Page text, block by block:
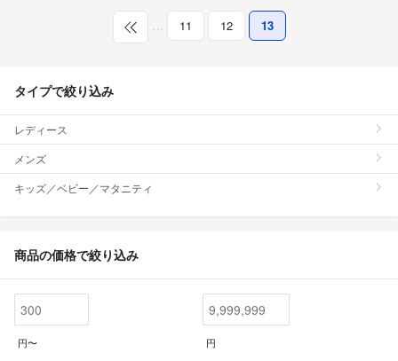
… 11 12 13
タイプで絞り込み
レディース
メンズ
キッズ／ベビー／マタニティ
商品の価格で絞り込み
円〜 円